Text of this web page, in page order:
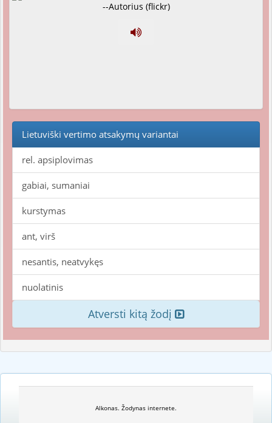
--Autorius (flickr)
Lietuviški vertimo atsakymų variantai
rel. apsiplovimas
gabiai, sumaniai
kurstymas
ant, virš
nesantis, neatvykęs
nuolatinis
Atversti kitą žodį
Alkonas. Žodynas internete.